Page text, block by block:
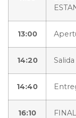
13:00
14:20
14:40
16:10